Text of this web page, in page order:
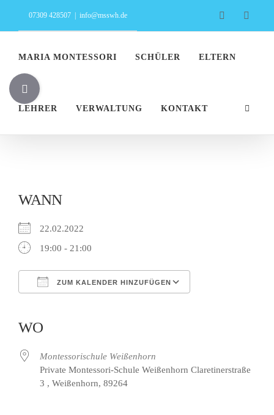
Inhalt
07309 428507 info@msswh.de Facebook
MARIA MONTESSORI SCHÜLER ELTERN
LEHRER VERWALTUNG KONTAKT
WANN
22.02.2022
19:00 - 21:00
ZUM KALENDER HINZUFÜGEN
WO
Montessorischule Weißenhorn
Private Montessori-Schule Weißenhorn Claretinerstraße
3 , Weißenhorn, 89264
Toggle
Sliding